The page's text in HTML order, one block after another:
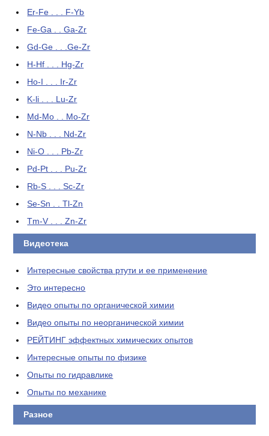
Er-Fe . . . F-Yb
Fe-Ga . . Ga-Zr
Gd-Ge . . .Ge-Zr
H-Hf . . . Hg-Zr
Ho-I . . . Ir-Zr
K-li . . . Lu-Zr
Md-Mo . . Mo-Zr
N-Nb . . . Nd-Zr
Ni-O . . . Pb-Zr
Pd-Pt . . . Pu-Zr
Rb-S . . . Sc-Zr
Se-Sn . . Tl-Zn
Tm-V . . . Zn-Zr
Видеотека
Интересные свойства ртути и ее применение
Это интересно
Видео опыты по органической химии
Видео опыты по неорганической химии
РЕЙТИНГ эффектных химических опытов
Интересные опыты по физике
Опыты по гидравлике
Опыты по механике
Разное